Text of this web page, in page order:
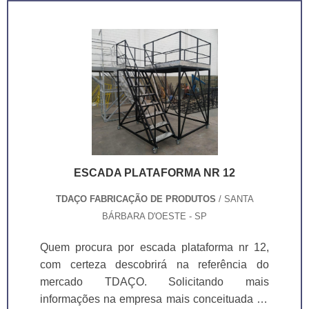
atendimento singular, por meio de
profissionais treinados e altamente
qualificados. A TDAÇO é uma empresa que
tem se destacado da concorrência pela
idoneidade em tudo que faz, onde garante a
melhor experiência de todos os clientes.
fabricados em chapa xadrez de aço carbono
antiderrapante, garantindo a estabilidade e
firmeza necessárias durante a movimentação
das cargas. Além disso, as niveladoras
possuem um sistema de acionamento por
pistão hidráulico e bomba eletro-hidráulica,
que proporciona um funcionamento suave e
ESCADA PLATAFORMA NR 12
TDAÇO FABRICAÇÃO DE PRODUTOS / SANTA
BÁRBARA D'OESTE - SP
Quem procura por escada plataforma nr 12,
com certeza descobrirá na referência do
mercado TDAÇO. Solicitando mais
informações na empresa mais conceituada do